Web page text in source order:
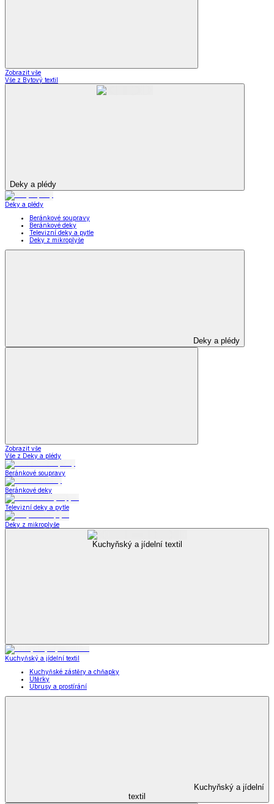
Zobrazit vše
Vše z Bytový textil
Deky a plédy
Deky a plédy
Beránkové soupravy
Beránkové deky
Televizní deky a pytle
Deky z mikroplyše
Deky a plédy
Zobrazit vše
Vše z Deky a plédy
Beránkové soupravy
Beránkové deky
Televizní deky a pytle
Deky z mikroplyše
Kuchyňský a jídelní textil
Kuchyňský a jídelní textil
Kuchyňské zástěry a chňapky
Utěrky
Ubrusy a prostírání
Kuchyňský a jídelní
textil